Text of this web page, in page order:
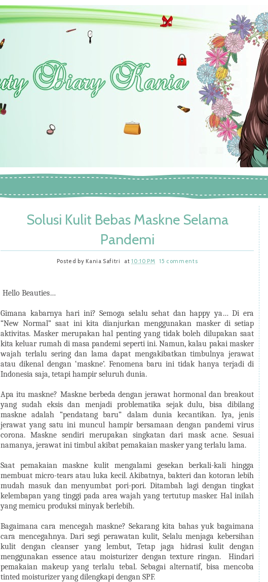
Solusi Kulit Bebas Maskne Selama
Pandemi
Posted by Kania Safitri at10:10 PM 15 comments
Hello Beauties…
Gimana kabarnya hari ini? Semoga selalu sehat dan happy ya… Di era
“New Normal” saat ini kita dianjurkan menggunakan masker di setiap
aktivitas. Masker merupakan hal penting yang tidak boleh dilupakan saat
kita keluar rumah di masa pandemi seperti ini. Namun, kalau pakai masker
wajah terlalu sering dan lama dapat mengakibatkan timbulnya jerawat
atau dikenal dengan ‘maskne’. Fenomena baru ini tidak hanya terjadi di
Indonesia saja, tetapi hampir seluruh dunia.
Apa itu maskne? Maskne berbeda dengan jerawat hormonal dan breakout
yang sudah eksis dan menjadi problematika sejak dulu, bisa dibilang
maskne adalah “pendatang baru” dalam dunia kecantikan. Iya, jenis
jerawat yang satu ini muncul hampir bersamaan dengan pandemi virus
corona. Maskne sendiri merupakan singkatan dari mask acne. Sesuai
namanya, jerawat ini timbul akibat pemakaian masker yang terlalu lama.
Saat pemakaian maskne kulit mengalami gesekan berkali-kali hingga
membuat micro-tears atau luka kecil. Akibatnya, bakteri dan kotoran lebih
mudah masuk dan menyumbat pori-pori. Ditambah lagi dengan tingkat
kelembapan yang tinggi pada area wajah yang tertutup masker. Hal inilah
yang memicu produksi minyak berlebih.
Bagaimana cara mencegah maskne? Sekarang kita bahas yuk bagaimana
cara mencegahnya. Dari segi perawatan kulit, Selalu menjaga kebersihan
kulit dengan cleanser yang lembut, Tetap jaga hidrasi kulit dengan
menggunakan essence atau moisturizer dengan texture ringan.
Hindari
pemakaian makeup yang terlalu tebal. Sebagai alternatif, bisa mencoba
tinted moisturizer yang dilengkapi dengan SPF.